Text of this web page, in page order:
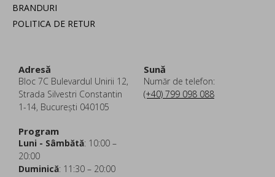
BRANDURI
POLITICA DE RETUR
Adresă
Bloc 7C Bulevardul Unirii 12,
Strada Silvestri Constantin
1-14, București 040105
Sună
Număr de telefon:
(+40) 799 098 088
Program
Luni - Sâmbătă: 10:00 –
20:00
Duminică: 11:30 – 20:00